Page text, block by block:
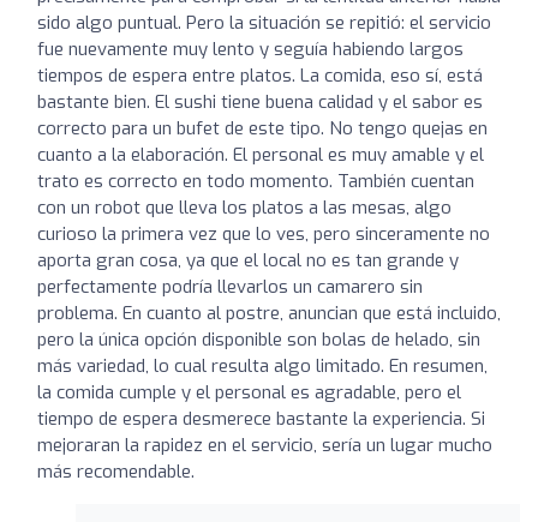
sido algo puntual. Pero la situación se repitió: el servicio
fue nuevamente muy lento y seguía habiendo largos
tiempos de espera entre platos. La comida, eso sí, está
bastante bien. El sushi tiene buena calidad y el sabor es
correcto para un bufet de este tipo. No tengo quejas en
cuanto a la elaboración. El personal es muy amable y el
trato es correcto en todo momento. También cuentan
con un robot que lleva los platos a las mesas, algo
curioso la primera vez que lo ves, pero sinceramente no
aporta gran cosa, ya que el local no es tan grande y
perfectamente podría llevarlos un camarero sin
problema. En cuanto al postre, anuncian que está incluido,
pero la única opción disponible son bolas de helado, sin
más variedad, lo cual resulta algo limitado. En resumen,
la comida cumple y el personal es agradable, pero el
tiempo de espera desmerece bastante la experiencia. Si
mejoraran la rapidez en el servicio, sería un lugar mucho
más recomendable.